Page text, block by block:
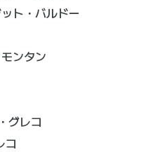
ト・バルドー
ンタン
グレコ
コ